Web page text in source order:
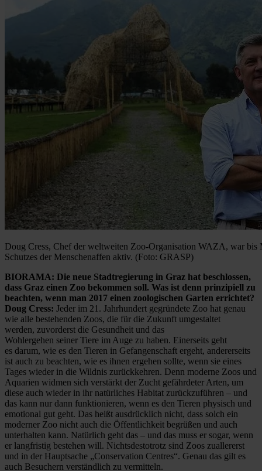
Doug Cress, Chef der weltweiten Zoo-Organisation WAZA, war
Schutzes der Menschenaffen aktiv. (Foto: GRASP)
BIORAMA: Die neue Stadtregierung in Graz hat beschlossen,
dass Graz einen Zoo bekommen soll. Was ist denn prinzipiell zu
beachten, wenn man 2017 einen zoologischen Garten errichtet?
Doug Cress: Jeder im 21. Jahrhundert gegründete Zoo hat genau
wie alle bestehenden Zoos, die für die Zukunft umgestaltet
werden, zuvorderst die Gesundheit und das
Wohlergehen seiner Tiere im Auge zu haben. Einerseits geht
es darum, wie es den Tieren in Gefangenschaft ergeht, andererseits
ist auch zu beachten, wie es ihnen ergehen sollte, wenn sie eines
Tages wieder in die Wildnis zurückkehren. Denn moderne Zoos und
Aquarien widmen sich verstärkt der Zucht gefährdeter Arten, um
diese auch wieder in ihr natürliches Habitat zurückzuführen – und
das kann nur dann funktionieren, wenn es den Tieren physisch und
emotional gut geht. Das heißt ausdrücklich nicht, dass solch ein
moderner Zoo nicht auch die Öffentlichkeit begrüßen und auch
unterhalten kann. Natürlich geht das – und das muss er sogar, wenn
er langfristig bestehen will. Nichtsdestotrotz sind Zoos zuallererst
und in der Hauptsache „Conservation Centres“. Genau das gilt es
auch Besuchern verständlich zu vermitteln.